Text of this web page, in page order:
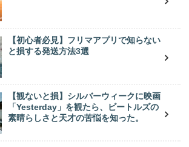
【初心者必見】フリマアプリで知らない
と損する発送方法3選
【観ないと損】シルバーウィークに映画
「Yesterday」を観たら、ビートルズの
素晴らしさと天才の苦悩を知った。